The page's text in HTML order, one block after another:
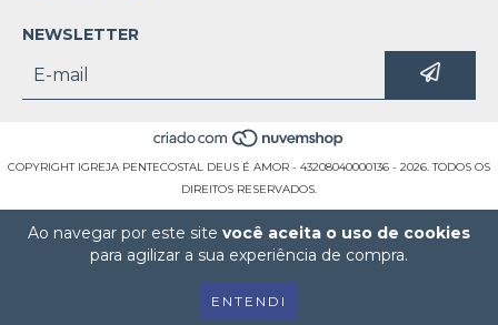
Ao navegar por este site você aceita o uso de cookies
para agilizar a sua experiência de compra.
ENTENDI
NEWSLETTER
COPYRIGHT IGREJA PENTECOSTAL DEUS É AMOR - 43208040000136 - 2026. TODOS OS
DIREITOS RESERVADOS.